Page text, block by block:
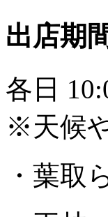
出店期
各日
※天候
・葉取